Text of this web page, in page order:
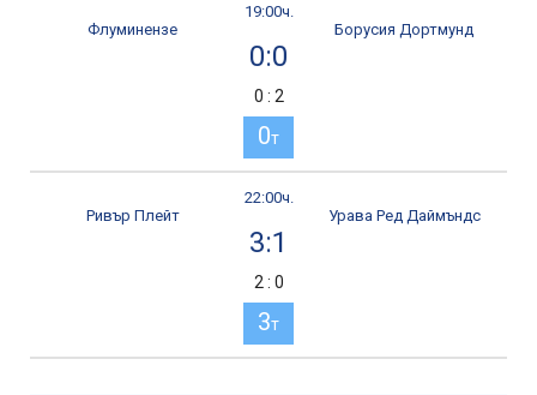
19:00ч.
Флуминензе
0:0
Борусия Дортмунд
0 : 2
0т
22:00ч.
Ривър Плейт
3:1
Урава Ред Даймъндс
2 : 0
3т